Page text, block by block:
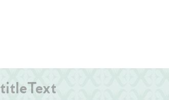
titleText